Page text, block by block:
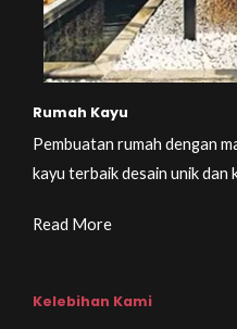
Rumah Kayu
Pembuatan rumah dengan
kayu terbaik desain unik dan
Read More
Kelebihan Kami